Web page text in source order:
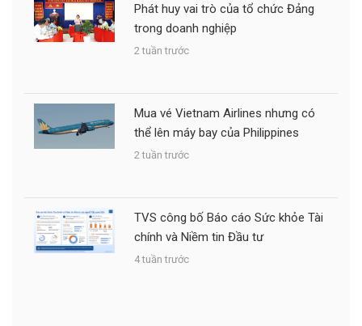
Phát huy vai trò của tổ chức Đảng
trong doanh nghiệp
2 tuần trước
Mua vé Vietnam Airlines nhưng có
thể lên máy bay của Philippines
2 tuần trước
TVS công bố Báo cáo Sức khỏe Tài
chính và Niềm tin Đầu tư
4 tuần trước